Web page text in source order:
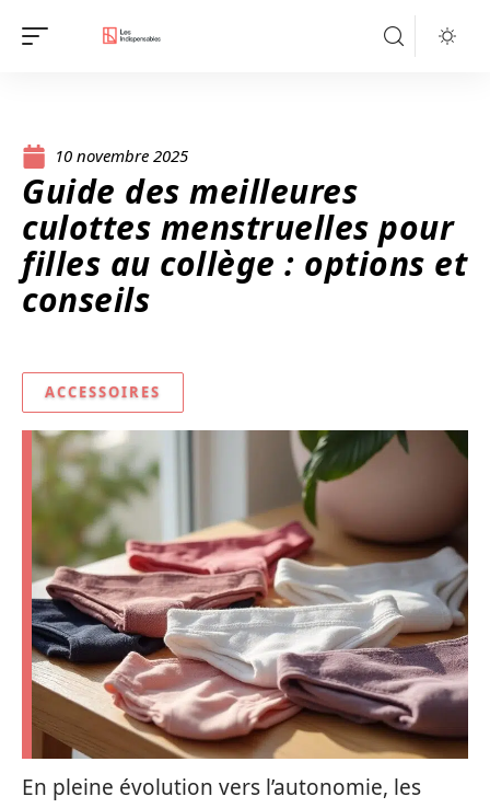
10 novembre 2025
Guide des meilleures
culottes menstruelles pour
filles au collège : options et
conseils
ACCESSOIRES
En pleine évolution vers l’autonomie, les